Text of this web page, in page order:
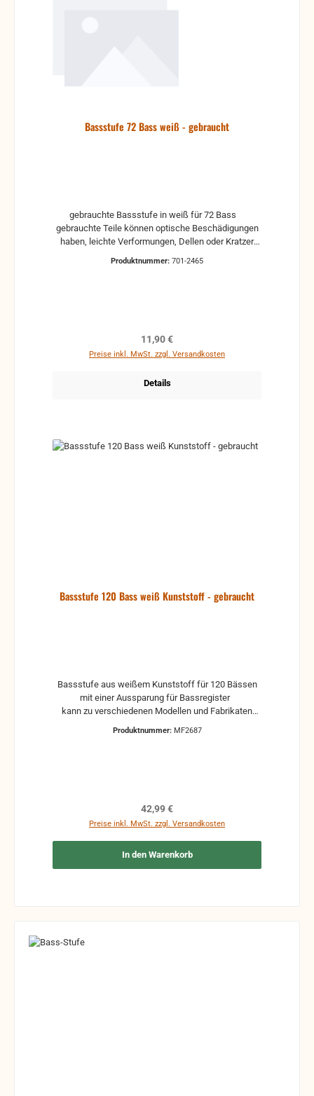
Bassstufe 72 Bass weiß - gebraucht
gebrauchte Teile können optische Beschädigungen
haben, leichte Verformungen, Dellen oder Kratzer
Produktnummer: 701-2465
Regulärer Preis:
11,90 €
Preise inkl. MwSt. zzgl. Versandkosten
Details
Bassstufe 120 Bass weiß Kunststoff - gebraucht
Bassstufe aus weißem Kunststoff für 120 Bässen
mit einer Aussparung für Bassregister
kann zu verschiedenen Modellen und Fabrikaten
Produktnummer: MF2687
Regulärer Preis:
42,99 €
Preise inkl. MwSt. zzgl. Versandkosten
In den Warenkorb